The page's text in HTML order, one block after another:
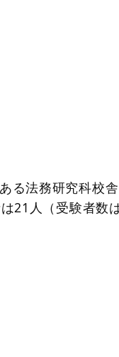
る法務研究科校
21人（受験者数